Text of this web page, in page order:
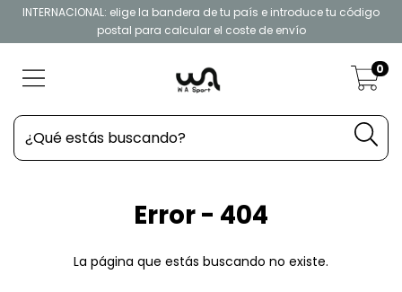
INTERNACIONAL: elige la bandera de tu país e introduce tu código
postal para calcular el coste de envío
0
Error - 404
La página que estás buscando no existe.